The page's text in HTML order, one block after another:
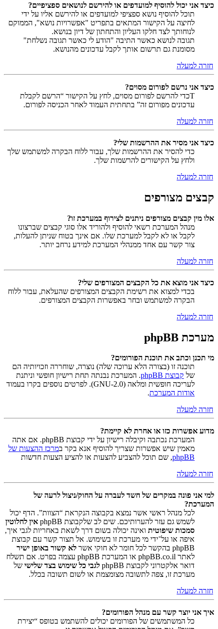
כיצד אני יכול להוסיף למועדפים או להירשם לנושאים ספציפיים?
תוכל להוסיף נושא ספציפי למועדפים או להירשם אליו על ידי
לחיצה על הקישור המתאים בתפריט "אפשרויות נושא", הממוקם
לנוחותך לצד חלקו העליון והתחתון של דיון בנושא.
תגובה לנושא כאשר התיבה "הודע לי כאשר תגובה נשלחת"
מסומנת גם תרשום אותך לקבל עדכונים מהנושא.
חזרה למעלה
כיצד אני נרשם לפורום מסוים?
Tכדי להרשם לפורום מסוים, לחץ על הקישור “הרשם לקבלת
עדכונים מפורום זה” בתחתית העמוד לאחר הכניסה לפורום.
חזרה למעלה
כיצד אני מסיר את ההרשמות שלי?
כדי להסיר את ההרשמות שלך, עבור ללוח הבקרה למשתמש שלך
ולחץ על הקישורים להרשמות שלך.
חזרה למעלה
קבצים מצורפים
אלו מין קבצים מצורפים ניתנים לצירוף במערכת זו?
מנהל המערכת רשאי להוסיף ולהוריד אלו סוגי קבצים שברצונו
לקבל או לא לקבל למערכת שלו. אם אינך בטוח שניתן להעלות,
צור קשר עם אחד ממנהלי המערכת למידע נרחב יותר.
חזרה למעלה
כיצד אני מוצא את כל הקבצים המצורפים שלי?
בכדי למצוא את רשימת הקבצים המצורפים שהעלאת, עבור ללוח
הבקרה למשתמש ובחר באפשרות הקבצים המצורפים.
חזרה למעלה
מערכת phpBB
מי תכנן וכתב את תוכנת הפורומים?
תוכנה זו (בצורה הלא ערוכה שלה) נוצרה, שוחררה וזכויותיה הם
של קבוצת phpBB
. המערכת נבנתה תחת רישיון חופשי וניתנת
לעריכה חופשית ומלאה (GNU-2.0). לפרטים נוספים בקרו בעמוד
אודות המערכת.
חזרה למעלה
מדוע אפשרות כזו או אחרת לא קיימת?
המערכת נכתבה וקיבלה רישיון על ידי קבוצת phpBB. אם אתה
מאמין שיש אפשרות שצריך להוסיף אנא בקר במרכז ההצעות של
phpBB, שם תוכל להצביע להצעות או להציע הצעות חדשות
חזרה למעלה
למי אני פונה במקרים של חשד לעברה על החוק/ניצול לרעה של
המערכת?
לכל מנהל ראשי אשר נמצא בקבוצה הנקראת “הצוות”. הדף יכול
לשמש גם עזר להערותיכם. שים לב שלקבוצת phpBB
אין לחלוטין
סמכות שיפוטית ואינה יכולה בשום דרך לשאת באחריות לגבי איך,
איפה או על־ידי מי מערכת זו בשימוש. אל תצור קשר עם קבוצת
phpBB בהקשר לכל חומר לא חוקי אשר
לא קשור באופן ישיר
לאתר phpBB.co.il או המערכת phpBB עצמה בפרט. אם תשלח
דואר אלקטרוני לקבוצת phpBB
לגבי כל שימוש בצד שלישי של
מערכת זו, צפה לתשובה מצומצמת או לשום תשובה בכלל.
חזרה למעלה
איך אני יוצר קשר עם מנהל הפורומים?
כל המשתמשים של הפורומים יכולים להשתמש בטופס “יצירת